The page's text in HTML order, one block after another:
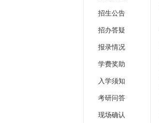
招生公告
招办答疑
报录情况
学费奖助
入学须知
考研问答
现场确认